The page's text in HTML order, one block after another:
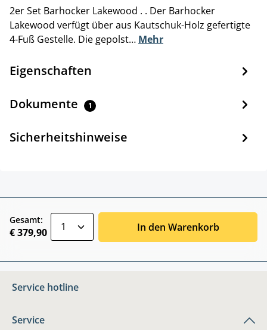
2er Set Barhocker Lakewood . . Der Barhocker
Lakewood verfügt über aus Kautschuk-Holz gefertigte
4-Fuß Gestelle. Die gepolst… Mehr
Eigenschaften
Dokumente 1
Sicherheitshinweise
Gesamt:
€ 379,90 In den Warenkorb
Service hotline
Service